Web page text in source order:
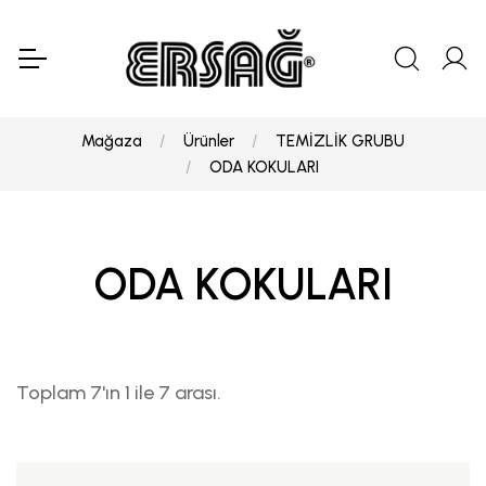
Mağaza Ürünler
TEMİZLİK GRUBU
ODA KOKULARI
ODA KOKULARI
Toplam 7'ın 1 ile 7 arası.